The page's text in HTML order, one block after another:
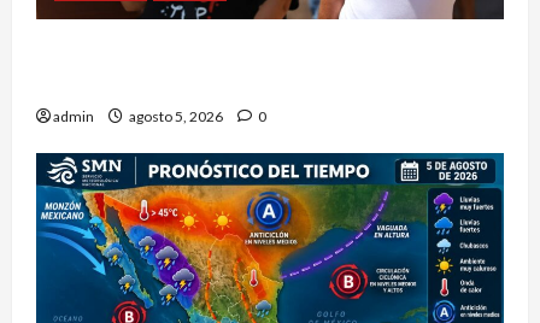
admin agosto 5, 2026 0